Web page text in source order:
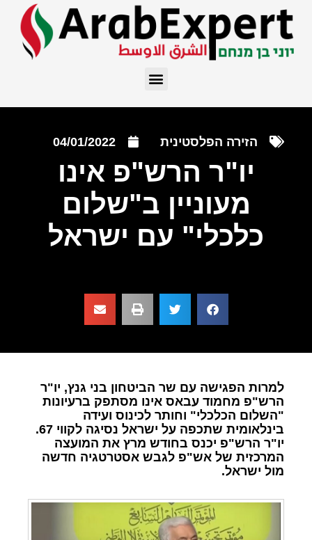
הזירה הפלסטינית 04/01/2022
יו"ר הרש"פ אינו
מעוניין ב"שלום
כלכלי" עם ישראל
למרות הפגישה עם שר הביטחון בני גנץ, יו"ר
הרש"פ מחמוד עבאס אינו מסתפק ברעיונות
"השלום הכלכלי" וחותר לכינוס ועידה
בינלאומית שתכפה על ישראל נסיגה לקווי 67.
יו"ר הרש"פ יכנס בחודש מרץ את המועצה
המרכזית של אש"פ לגבש אסטרטגיה חדשה
מול ישראל.